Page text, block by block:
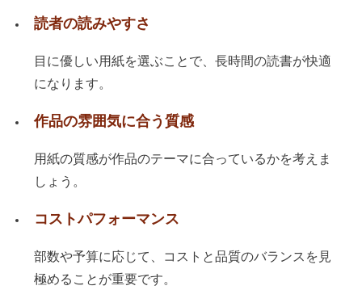
読者の読みやすさ
目に優しい用紙を選ぶことで、長時間の読書が快適
になります。
作品の雰囲気に合う質感
用紙の質感が作品のテーマに合っているかを考えま
しょう。
コストパフォーマンス
部数や予算に応じて、コストと品質のバランスを見
極めることが重要です。